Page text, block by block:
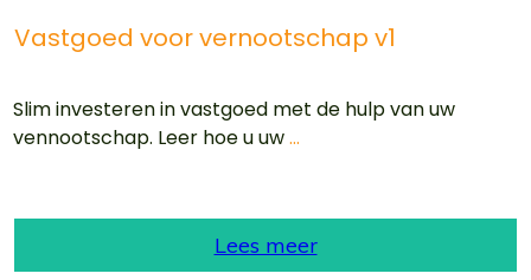
Vastgoed voor vernootschap v1
Slim investeren in vastgoed met de hulp van uw
vennootschap. Leer hoe u uw...
Lees meer